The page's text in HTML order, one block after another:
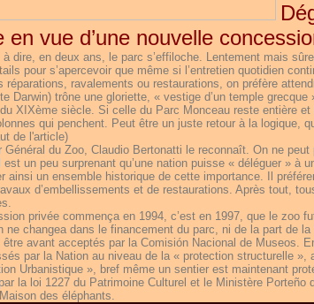
en vue d’une nouvelle
à dire, en deux ans, le parc s’effiloche. Lentement mais
pour s’apercevoir que même si l’entretien quotidien
réparations, ravalements ou restaurations, on préfère
Darwin) trône une gloriette, « vestige d’un temple
XIXème siècle. Si celle du Parc Monceau reste entière
qui penchent. Peut être un juste retour à la logique,
de l'article)
Général du Zoo, Claudio Bertonatti le reconnaît. On ne
est un peu surprenant qu’une nation puisse « déléguer » à
ainsi un ensemble historique de cette importance. Il
d’embellissements et de restaurations. Après tout,
privée commença en 1994, c’est en 1997, que le zoo
ne changea dans le financement du parc, ni de la part de
avant acceptés par la Comisión Nacional de Museos.
par la Nation au niveau de la « protection structurelle »,
Urbanistique », bref même un sentier est maintenant
par la loi 1227 du Patrimoine Culturel et le Ministère
des éléphants.